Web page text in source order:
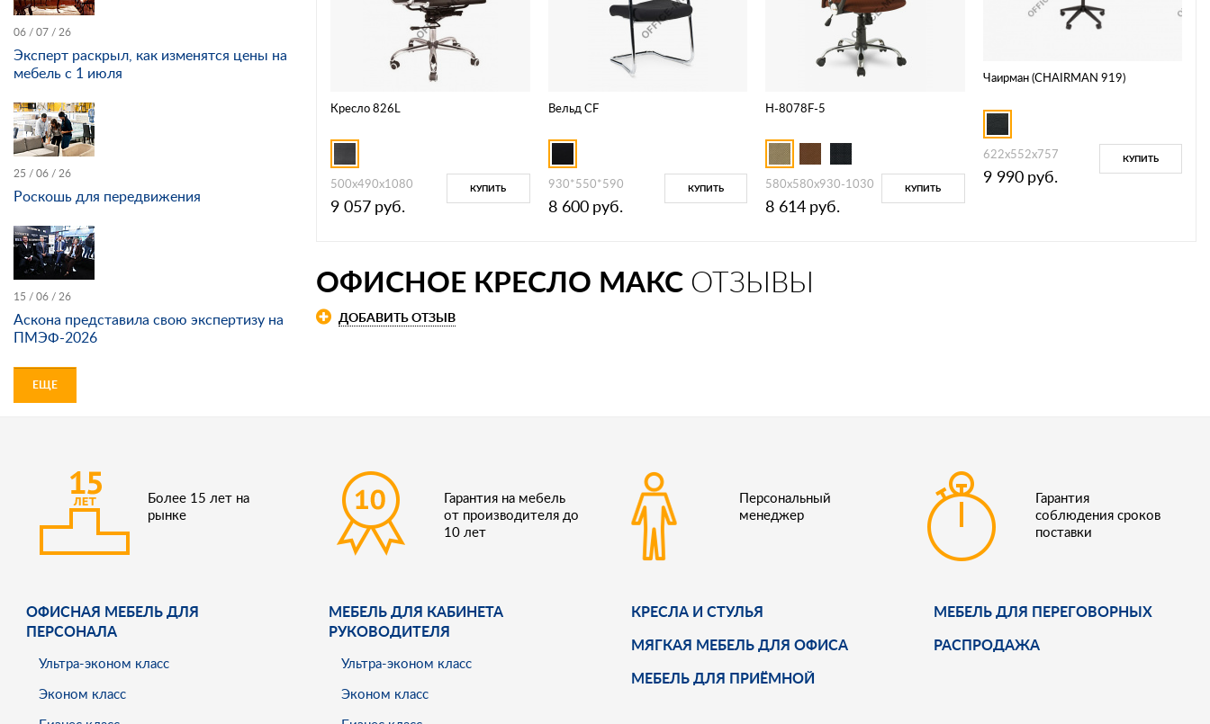
Кресло 826L
500x490x1080
9 057 руб.
КУПИТЬ
Вельд CF
930*550*590
8 600 руб.
КУПИТЬ
H-8078F-5
580x580x930-1030
8 614 руб.
КУПИТЬ
Чаирман (CHAIRMAN 919)
622х552х757
9 990 руб.
КУПИТЬ
ОФИСНОЕ КРЕСЛО МАКС ОТЗЫВЫ
ДОБАВИТЬ ОТЗЫВ
06 / 07 / 26
Эксперт раскрыл, как изменятся цены на
мебель с 1 июля
25 / 06 / 26
Роскошь для передвижения
15 / 06 / 26
Аскона представила свою экспертизу на
ПМЭФ-2026
ЕЩЕ
Более 15 лет на
рынке
Гарантия на мебель
от производителя до
10 лет
Персональный
менеджер
Гарантия
соблюдения сроков
поставки
ОФИСНАЯ МЕБЕЛЬ ДЛЯ
ПЕРСОНАЛА
Ультра-эконом класс
Эконом класс
МЕБЕЛЬ ДЛЯ КАБИНЕТА
РУКОВОДИТЕЛЯ
Ультра-эконом класс
Эконом класс
КРЕСЛА И СТУЛЬЯ
МЯГКАЯ МЕБЕЛЬ ДЛЯ ОФИСА
МЕБЕЛЬ ДЛЯ ПРИЁМНОЙ
МЕБЕЛЬ ДЛЯ ПЕРЕГОВОРНЫХ
РАСПРОДАЖА